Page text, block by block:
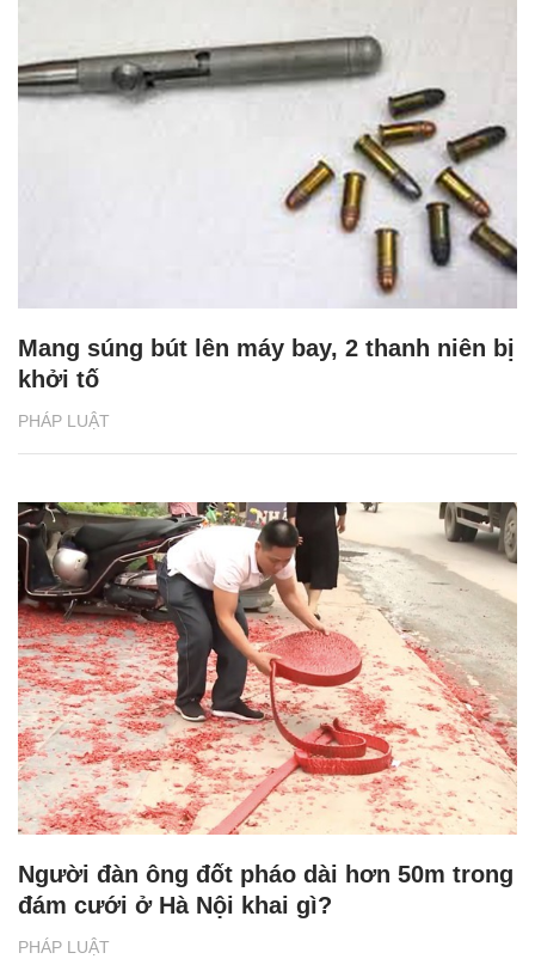
PHÁP LUẬT
Mang súng bút lên máy bay, 2 thanh niên bị
khởi tố
PHÁP LUẬT
Người đàn ông đốt pháo dài hơn 50m trong
đám cưới ở Hà Nội khai gì?